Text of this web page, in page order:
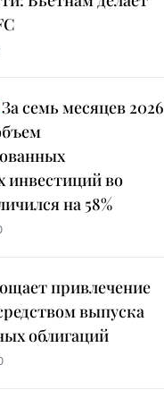
За семь месяцев 2026
инвестиций во
на 58%
привлечение
выпуска
облигаций